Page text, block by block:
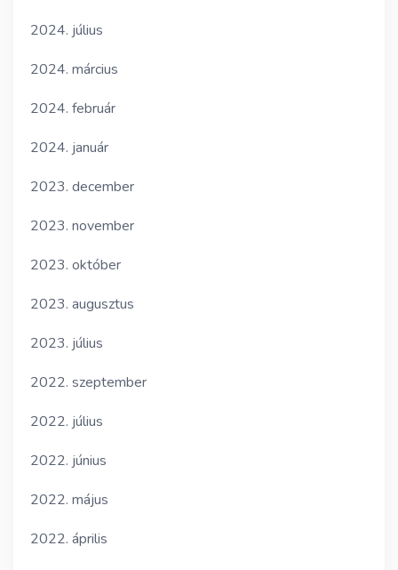
2024. július
2024. március
2024. február
2024. január
2023. december
2023. november
2023. október
2023. augusztus
2023. július
2022. szeptember
2022. július
2022. június
2022. május
2022. április